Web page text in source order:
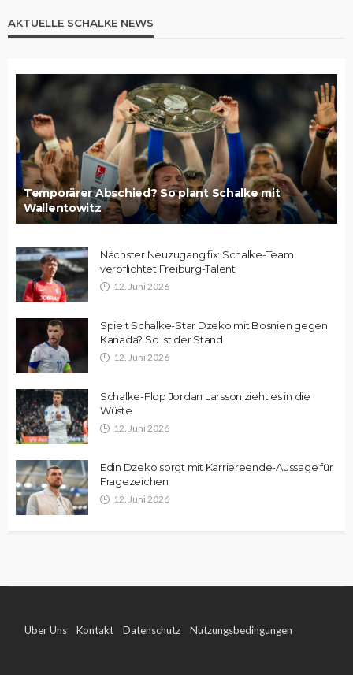
AKTUELLE SCHALKE NEWS
Temporärer Abschied? So plant Schalke mit
Wallentowitz
Nächster Neuzugang fix: Schalke-Team
verpflichtet Freiburg-Talent
12. Juni 2026
Spielt Schalke-Star Dzeko mit Bosnien gegen
Kanada? So ist der Stand
12. Juni 2026
Schalke-Flop Jordan Larsson zieht es in die
Wüste
12. Juni 2026
Edin Dzeko sorgt mit Karriereende-Aussage für
Fragezeichen
12. Juni 2026
Über Uns Kontakt Datenschutz Nutzungsbedingungen